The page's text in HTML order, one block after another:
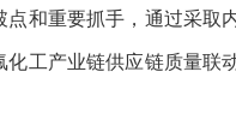
重要抓手，通过采取内
工产业链供应链质量联